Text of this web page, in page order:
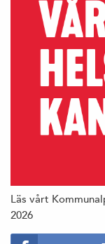
Läs vårt
2026